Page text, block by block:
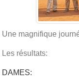
Une magnifique
Les résultats:
DAMES: